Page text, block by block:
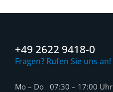
+49 2622 9418-0
Fragen? Rufen Sie uns an!
Mo – Do 07:30 – 17:00 Uhr